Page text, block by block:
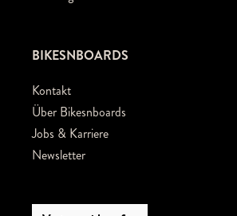
BIKESNBOARDS
Kontakt
Über Bikesnboards
Jobs & Karriere
Newsletter